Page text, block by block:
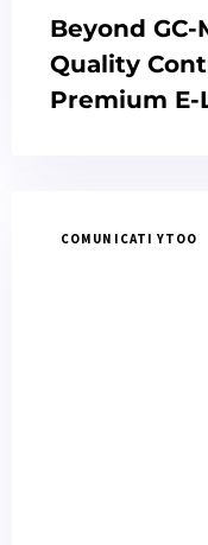
Beyond
Quality
Premium
COMUNICATI YTOO